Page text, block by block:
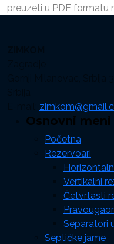
preuzeti u PDF formatu
Osnovni meni
Početna
Rezervoari
Vertikalni
Četvrtasti
Separatori
Septičke jame